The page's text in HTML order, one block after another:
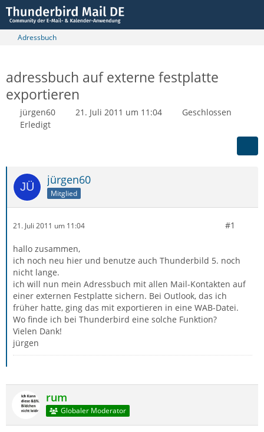
Adressbuch
adressbuch auf externe festplatte
exportieren
jürgen60 21. Juli 2011 um 11:04
Geschlossen
Erledigt
jürgen60
Mitglied
21. Juli 2011 um 11:04 #1
hallo zusammen,
ich noch neu hier und benutze auch Thunderbild 5. noch
nicht lange.
ich will nun mein Adressbuch mit allen Mail-Kontakten auf
einer externen Festplatte sichern. Bei Outlook, das ich
früher hatte, ging das mit exportieren in eine WAB-Datei.
Wo finde ich bei Thunderbird eine solche Funktion?
Vielen Dank!
jürgen
rum
Globaler Moderator